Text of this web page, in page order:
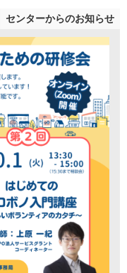
センターからのお知らせ